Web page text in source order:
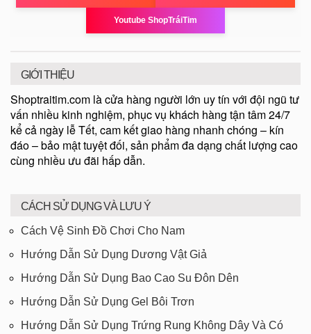
Youtube ShopTráiTim
GIỚI THIỆU
Shoptraitim.com là cửa hàng người lớn uy tín với đội ngũ tư
vấn nhiều kinh nghiệm, phục vụ khách hàng tận tâm 24/7
kể cả ngày lễ Tết, cam kết giao hàng nhanh chóng – kín
đáo – bảo mật tuyệt đối, sản phẩm đa dạng chất lượng cao
cùng nhiều ưu đãi hấp dẫn.
CÁCH SỬ DỤNG VÀ LƯU Ý
Cách Vệ Sinh Đồ Chơi Cho Nam
Hướng Dẫn Sử Dụng Dương Vật Giả
Hướng Dẫn Sử Dụng Bao Cao Su Đôn Dên
Hướng Dẫn Sử Dụng Gel Bôi Trơn
Hướng Dẫn Sử Dụng Trứng Rung Không Dây Và Có